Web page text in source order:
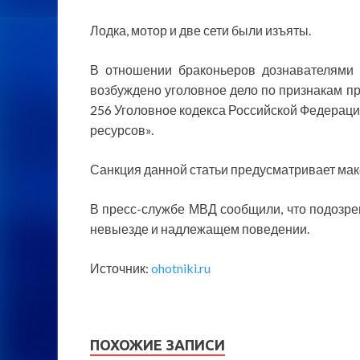
Лодка, мотор и две сети были изъяты.
В отношении браконьеров
возбуждено уголовное дело по признакам
256 Уголовное кодекса Российской
ресурсов».
Санкция данной статьи предусматривает
В пресс-службе МВД сообщили, что
невыезде и надлежащем поведении.
Источник: ohotniki.ru
ПОХОЖИЕ ЗАПИСИ